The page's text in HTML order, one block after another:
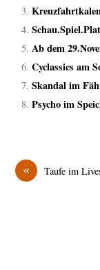
Ab dem
Cyclassics am
Skandal im
Psycho im
« Taufe im